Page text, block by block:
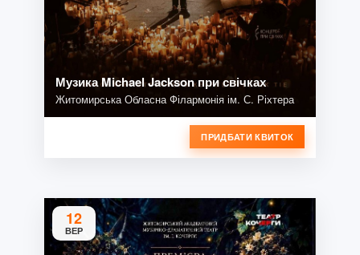
Музика Michael Jackson при свічках
Житомирська Обласна Філармонія ім. С. Ріхтера
ПРИДБАТИ КВИТОК
12
ВЕР